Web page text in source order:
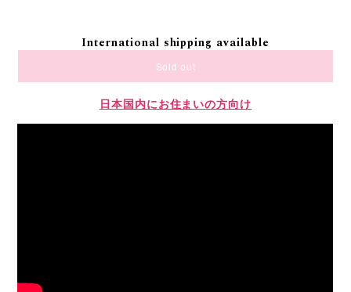
International shipping available
Sold out
日本国内にお住まいの方向け